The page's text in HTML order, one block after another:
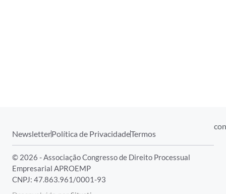
NewsletterPolítica de PrivacidadeTermos
© 2026 - Associação Congresso de Direito Processual
Empresarial APROEMP
CNPJ: 47.863.961/0001-93